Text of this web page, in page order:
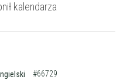
kalendarza
#66729